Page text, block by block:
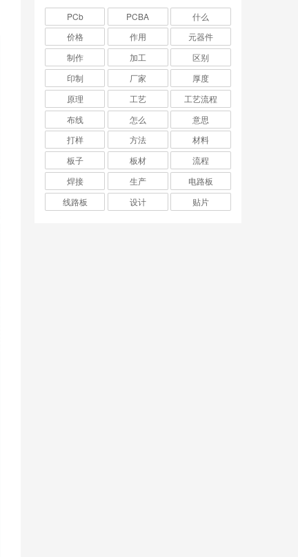
PCb PCBA
什么
价格
作用
元器件
制作
加工
区别
印制
厂家
厚度
原理
工艺
工艺流程
布线
怎么
意思
打样
方法
材料
板子
板材
流程
焊接
生产
电路板
线路板
设计 贴片